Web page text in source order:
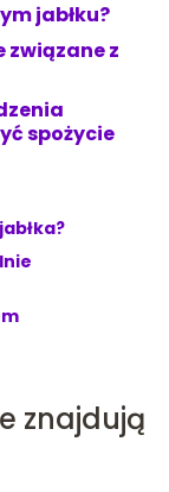
jabłku?
związane z
spożycie
znajdują